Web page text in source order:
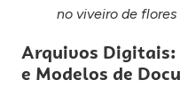
no viveiro de
Arquivos
e Modelos de